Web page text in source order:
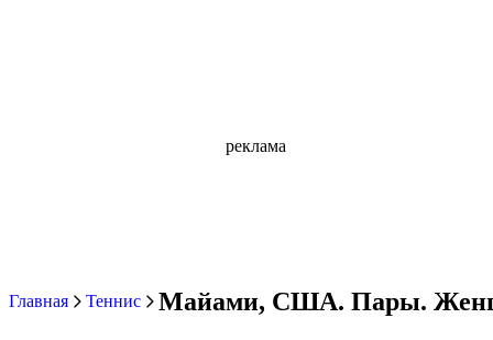
реклама
Главная Теннис Майами, США. Пары.